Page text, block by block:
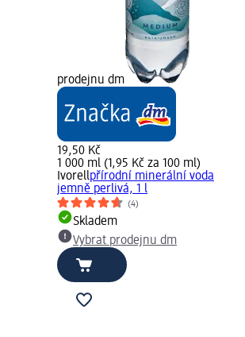
prodejnu dm
19,50 Kč
1 000 ml (1,95 Kč za 100 ml)
Ivorellpřírodní minerální voda
jemně perlivá, 1 l
(4)
Skladem
Vybrat prodejnu dm